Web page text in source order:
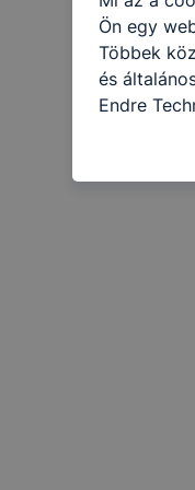
Ön egy
Többek
és
Endre
így
tudja
Felhívjuk
lesznek